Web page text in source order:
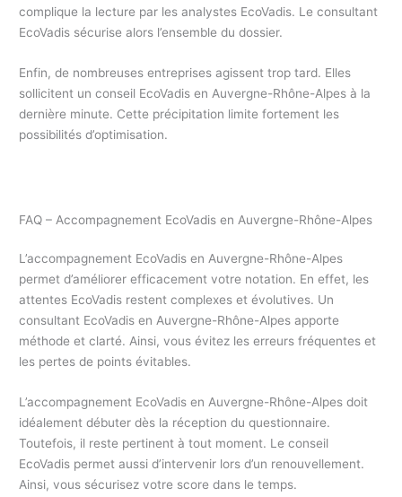
complique la lecture par les analystes EcoVadis. Le consultant
EcoVadis sécurise alors l’ensemble du dossier.
Enfin, de nombreuses entreprises agissent trop tard. Elles
sollicitent un conseil EcoVadis en Auvergne-Rhône-Alpes à la
dernière minute. Cette précipitation limite fortement les
possibilités d’optimisation.
FAQ – Accompagnement EcoVadis en Auvergne-Rhône-Alpes
L’accompagnement EcoVadis en Auvergne-Rhône-Alpes
permet d’améliorer efficacement votre notation. En effet, les
attentes EcoVadis restent complexes et évolutives. Un
consultant EcoVadis en Auvergne-Rhône-Alpes apporte
méthode et clarté. Ainsi, vous évitez les erreurs fréquentes et
les pertes de points évitables.
L’accompagnement EcoVadis en Auvergne-Rhône-Alpes doit
idéalement débuter dès la réception du questionnaire.
Toutefois, il reste pertinent à tout moment. Le conseil
EcoVadis permet aussi d’intervenir lors d’un renouvellement.
Ainsi, vous sécurisez votre score dans le temps.